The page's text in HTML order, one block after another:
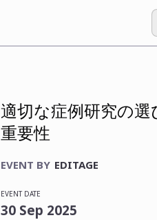
適切な症例研究の
重要性
EVENT BY EDITAGE
EVENT DATE
30 Sep 2025